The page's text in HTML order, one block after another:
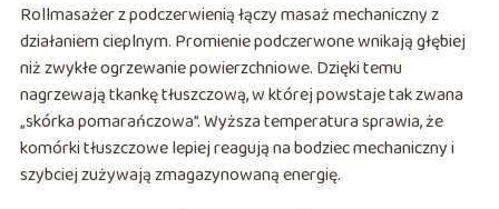
Rollmasażer z podczerwienią łączy masaż mechaniczny z
działaniem cieplnym. Promienie podczerwone wnikają głębiej
niż zwykłe ogrzewanie powierzchniowe. Dzięki temu
nagrzewają tkankę tłuszczową, w której powstaje tak zwana
„skórka pomarańczowa”. Wyższa temperatura sprawia, że
komórki tłuszczowe lepiej reagują na bodziec mechaniczny i
szybciej zużywają zmagazynowaną energię.